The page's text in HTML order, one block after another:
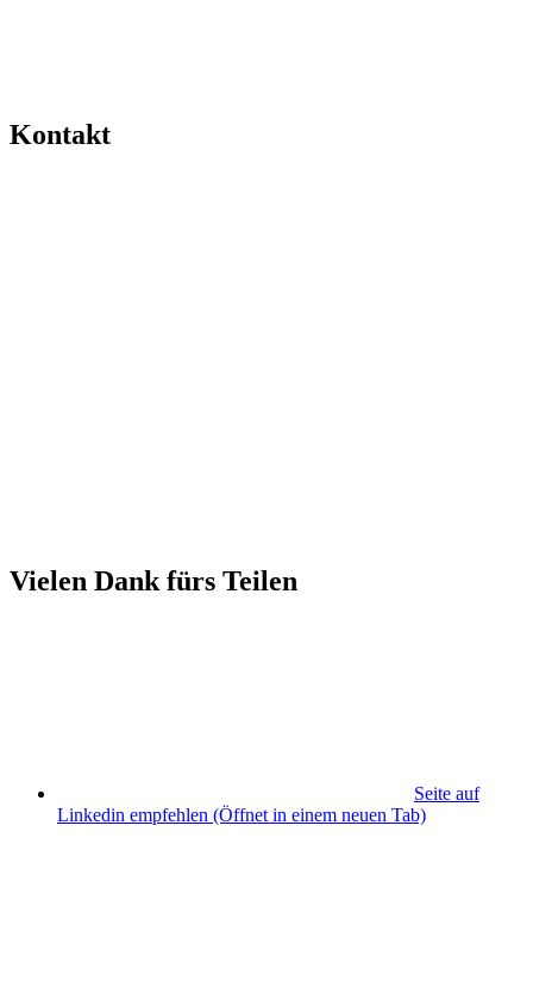
Kontakt
Vielen Dank fürs Teilen
Seite auf
Linkedin empfehlen (Öffnet in einem neuen Tab)